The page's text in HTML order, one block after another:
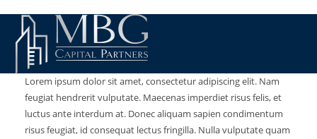
Lorem ipsum dolor sit amet, consectetur adipiscing elit. Nam
feugiat hendrerit vulputate. Maecenas imperdiet risus felis, et
luctus ante interdum at. Donec aliquam sapien condimentum
risus feugiat, id consequat lectus fringilla. Nulla vulputate quam